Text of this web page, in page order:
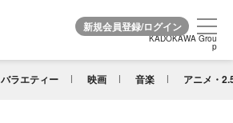
KADOKAWA Grou
p
バラエティー 映画 音楽 アニメ・
KADOKAWA Grou
p